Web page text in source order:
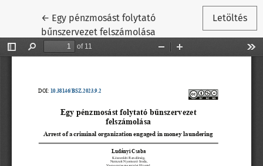
← Vissza a cikk részleteihez
Egy pénzmosást folytató
bűnszervezet felszámolása
Letöltés